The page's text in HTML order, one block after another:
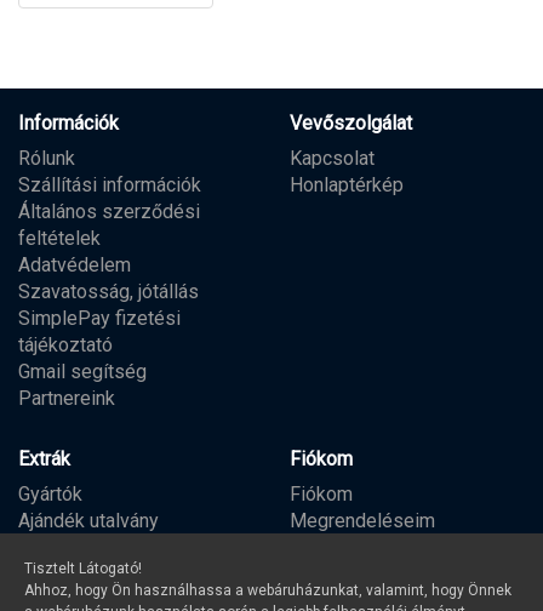
Információk
Rólunk
Szállítási információk
Általános szerződési
feltételek
Adatvédelem
Szavatosság, jótállás
SimplePay fizetési
tájékoztató
Gmail segítség
Partnereink
Vevőszolgálat
Kapcsolat
Honlaptérkép
Extrák
Gyártók
Ajándék utalvány
Fiókom
Fiókom
Megrendeléseim
Tisztelt Látogató!
Ahhoz, hogy Ön használhassa a webáruházunkat, valamint, hogy Önnek